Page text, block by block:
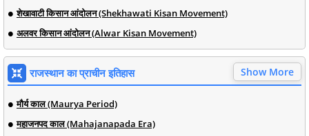
शेखावाटी किसान आंदोलन (Shekhawati Kisan Movement)
अलवर किसान आंदोलन (Alwar Kisan Movement)
राजस्थान का प्राचीन इतिहास Show More
मौर्य काल (Maurya Period)
महाजनपद काल (Mahajanapada Era)